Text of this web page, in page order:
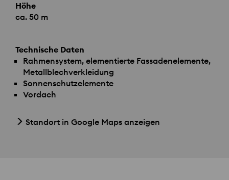
Höhe
ca. 50 m
Technische Daten
Rahmensystem, elementierte Fassadenelemente,
Metallblechverkleidung
Sonnenschutzelemente
Vordach
Standort in Google Maps anzeigen